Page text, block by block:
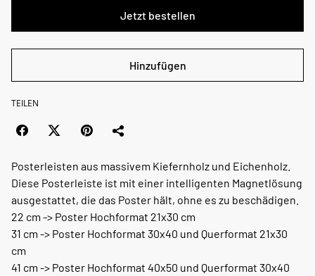
Jetzt bestellen
Hinzufügen
TEILEN
Posterleisten aus massivem Kiefernholz und Eichenholz.
Diese Posterleiste ist mit einer intelligenten Magnetlösung
ausgestattet, die das Poster hält, ohne es zu beschädigen.
22 cm -> Poster Hochformat 21x30 cm
31 cm -> Poster Hochformat 30x40 und Querformat 21x30
cm
41 cm -> Poster Hochformat 40x50 und Querformat 30x40